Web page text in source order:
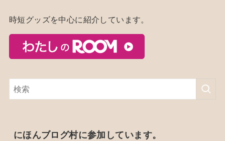
時短グッズを中心に紹介しています。
にほんブログ村に参加しています。